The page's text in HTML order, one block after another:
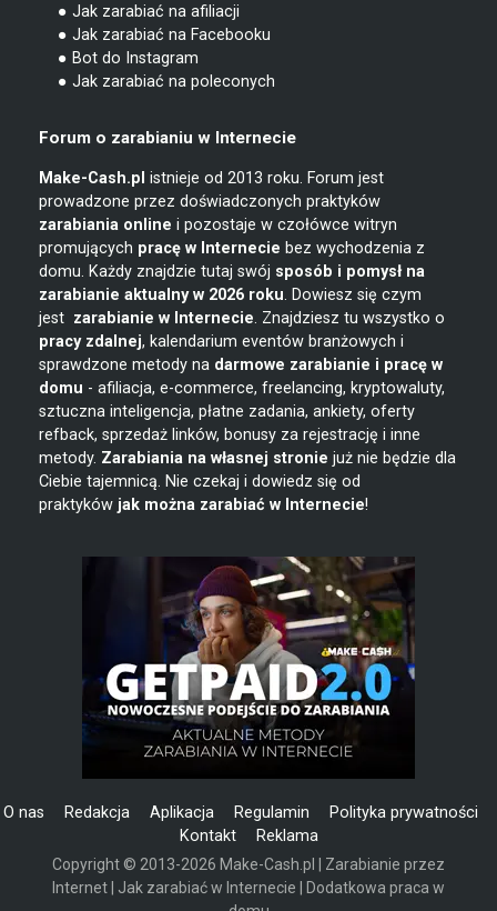
● Jak zarabiać na afiliacji
● Jak zarabiać na Facebooku
● Bot do Instagram
● Jak zarabiać na poleconych
Forum o zarabianiu w Internecie
Make-Cash.pl istnieje od 2013 roku. Forum jest
prowadzone przez doświadczonych praktyków
zarabiania online i pozostaje w czołówce witryn
promujących pracę w Internecie bez wychodzenia z
domu. Każdy znajdzie tutaj swój sposób i pomysł na
zarabianie aktualny w 2026 roku. Dowiesz się czym
jest zarabianie w Internecie. Znajdziesz tu wszystko o
pracy zdalnej, kalendarium eventów branżowych i
sprawdzone metody na darmowe zarabianie i pracę w
domu - afiliacja, e-commerce, freelancing, kryptowaluty,
sztuczna inteligencja, płatne zadania, ankiety, oferty
refback, sprzedaż linków, bonusy za rejestrację i inne
metody. Zarabiania na własnej stronie już nie będzie dla
Ciebie tajemnicą. Nie czekaj i dowiedz się od
praktyków jak można zarabiać w Internecie!
O nas Redakcja Aplikacja Regulamin
Polityka prywatności
Kontakt
Reklama
Copyright © 2013-2026 Make-Cash.pl | Zarabianie przez
Internet | Jak zarabiać w Internecie | Dodatkowa praca w